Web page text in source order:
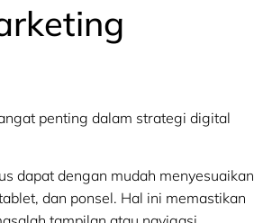
penting dalam strategi digital
dapat dengan mudah menyesuaikan
dan ponsel. Hal ini memastikan